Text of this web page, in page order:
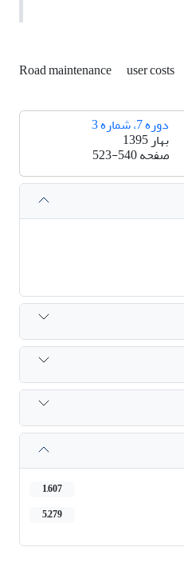
Road maintenance user costs
دوره 7، شماره 3
بهار 1395
صفحه523-540
1,607
5,279